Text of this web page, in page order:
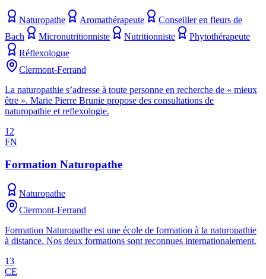
Naturopathe Aromathérapeute
Conseiller en fleurs de
Bach
Micronutritionniste Nutritionniste
Phytothérapeute
Réflexologue
Clermont-Ferrand
La naturopathie s’adresse à toute personne en recherche de « mieux
être ». Marie Pierre Brunie propose des consultations de
naturopathie et reflexologie.
12
FN
Formation Naturopathe
Naturopathe
Clermont-Ferrand
Formation Naturopathe est une école de formation à la naturopathie
à distance. Nos deux formations sont reconnues internationalement.
13
CE